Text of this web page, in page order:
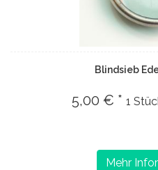
Blindsieb
5,00 € * 1
Mehr